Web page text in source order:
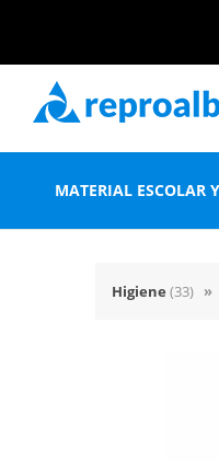
MATERIAL ESCOLAR
Higiene (33) »